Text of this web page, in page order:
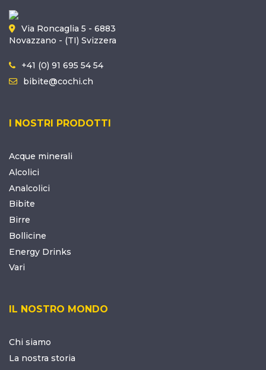
Via Roncaglia 5 - 6883
Novazzano - (TI) Svizzera
+41 (0) 91 695 54 54
bibite@cochi.ch
I NOSTRI PRODOTTI
Acque minerali
Alcolici
Analcolici
Bibite
Birre
Bollicine
Energy Drinks
Vari
IL NOSTRO MONDO
Chi siamo
La nostra storia